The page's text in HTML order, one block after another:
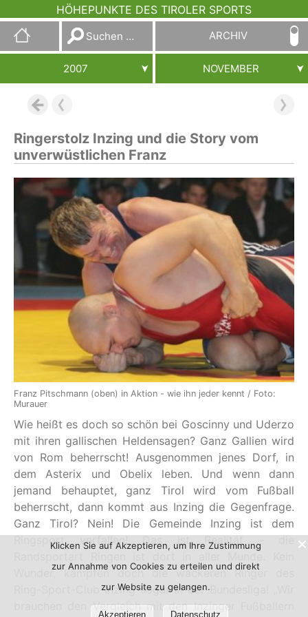
HÖHEPUNKTE DES TIROLER SPORTS
Suchen
nach:
ARCHIV
2007 NOVEMBER
Ringerstolz Inzing und die Story vom
unverwüstlichen Franz
Franz Pitschmann (oben) in Aktion - wie ihn jeder kennt / Foto:
Murauer
Wie heißt es doch so schön bei Goscinny und Uderzo
mit ihren gallischen Heldensagen? Ganz Gallien wird
von Rom beherrscht! Ausgenommen jenes Dorf, in
dem Asterix und Obelix leben. Und wenn dann
jemand behauptet, ganz Tirol wird vom Fußball
beherrscht, dann kommt aus Inzing die Gegenfrage.
Ganz Tirol? Nein! Die Gemeinde Inzing ist dem
Ringsport verfallen! Das ist Realität – die
Wunder, kämpfen doch die wackeren Ringer des
Ring-Sport-Club Inzing sogar in der Bundesliga! „Wir
brauchen den Vergleich mit den Inzinger Fußballern
Klicken Sie auf Akzeptieren, um Ihre Zustimmung
zur Annahme von Cookies zu erteilen und direkt
zur Website zu gelangen.
Akzeptieren Datenschutz